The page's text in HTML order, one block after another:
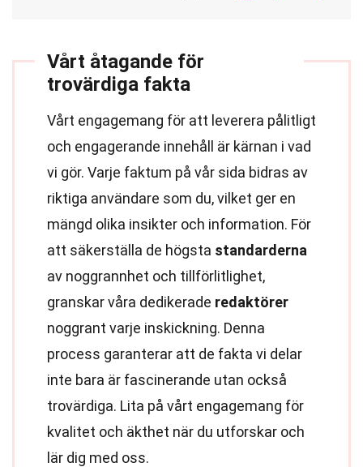
Vårt åtagande för
trovärdiga fakta
Vårt engagemang för att leverera pålitligt
och engagerande innehåll är kärnan i vad
vi gör. Varje faktum på vår sida bidras av
riktiga användare som du, vilket ger en
mängd olika insikter och information. För
att säkerställa de högsta standarderna
av noggrannhet och tillförlitlighet,
granskar våra dedikerade redaktörer
noggrant varje inskickning. Denna
process garanterar att de fakta vi delar
inte bara är fascinerande utan också
trovärdiga. Lita på vårt engagemang för
kvalitet och äkthet när du utforskar och
lär dig med oss.